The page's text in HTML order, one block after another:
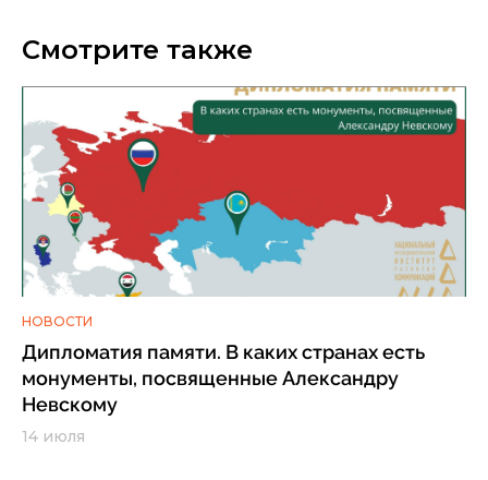
Смотрите также
НОВОСТИ
Дипломатия памяти. В каких странах есть
монументы, посвященные Александру
Невскому
14 июля